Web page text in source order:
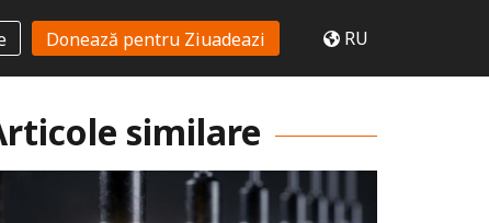
Donează pentru Ziuadeazi RU
similare